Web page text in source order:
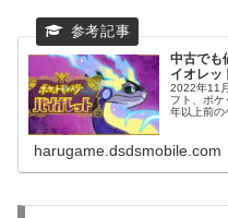
中古でも
イオレッ
2022年11
フト、ポ
年以上前の
とで、長く
harugame.dsdsmobile.com